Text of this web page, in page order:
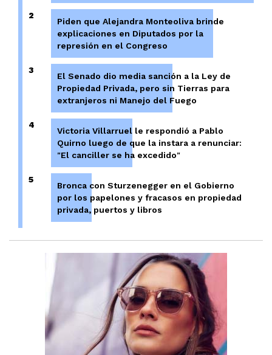
2
Piden que Alejandra Monteoliva brinde
explicaciones en Diputados por la
represión en el Congreso
3
El Senado dio media sanción a la Ley de
Propiedad Privada, pero sin Tierras para
extranjeros ni Manejo del Fuego
4
Victoria Villarruel le respondió a Pablo
Quirno luego de que la instara a renunciar:
"El canciller se ha excedido"
5
Bronca con Sturzenegger en el Gobierno
por los papelones y fracasos en propiedad
privada, puertos y libros